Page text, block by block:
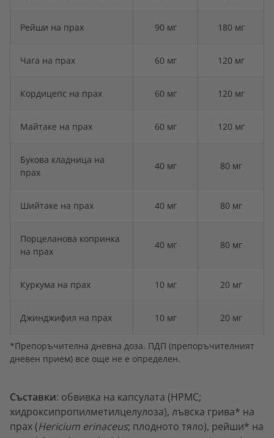
Рейши на прах 90 мг 180 мг
Чага на прах 60 мг 120 мг
Кордицепс на прах 60 мг 120 мг
Майтаке на прах 60 мг 120 мг
Букова кладница на
прах
40 мг 80 мг
Шийтаке на прах 40 мг 80 мг
Порцеланова копринка
на прах
40 мг 80 мг
Куркума на прах 10 мг 20 мг
Джинджифил на прах 10 мг 20 мг
*Препоръчителна дневна доза. ПДП (препоръчителният
дневен прием) все още не е определен.
Съставки: обвивка на капсулата (HPMC;
хидроксипропилметилцелулоза), лъвска грива* на
прах (Hericium erinaceus; плодното тяло), рейши* на